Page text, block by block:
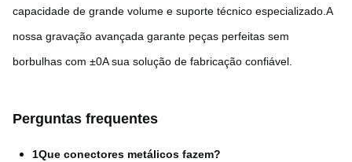
capacidade de grande volume e suporte técnico especializado.A
nossa gravação avançada garante peças perfeitas sem
borbulhas com ±0A sua solução de fabricação confiável.
Perguntas frequentes
1Que conectores metálicos fazem?